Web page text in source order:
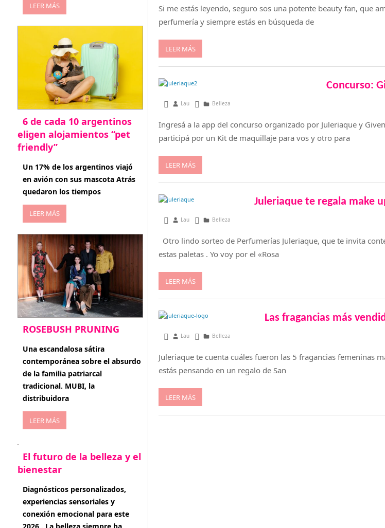
Si me estás leyendo, seguro sos una potente beauty fan, que
perfumería y siempre estás en búsqueda de
LEER MÁS
Concurso:
julio 16, 2013
Lau Belleza
Ingresá a la app del concurso organizado por Juleriaque y
participá por un Kit de maquillaje para vos y otro para
LEER MÁS
Juleriaque te regala make
mayo 24, 2013
Lau Belleza
Otro lindo sorteo de Perfumerías Juleriaque, que te invita
estas paletas . Yo voy por el «Rosa
LEER MÁS
Las fragancias más
enero 19, 2013
Lau Belleza
Juleriaque te cuenta cuáles fueron las 5 fragancias
estás pensando en un regalo de San
LEER MÁS
LEER MÁS
6 de cada 10 argentinos
eligen alojamientos “pet
friendly”
abril 27, 2026
Un 17% de los argentinos viajó
en avión con sus mascota Atrás
quedaron los tiempos
LEER MÁS
ROSEBUSH PRUNING
enero 20, 2026
Una escandalosa sátira
contemporánea sobre el absurdo
de la familia patriarcal
tradicional. MUBI, la
distribuidora
LEER MÁS
El futuro de la belleza y el
bienestar
enero 15, 2026
Diagnósticos personalizados,
experiencias sensoriales y
conexión emocional para este